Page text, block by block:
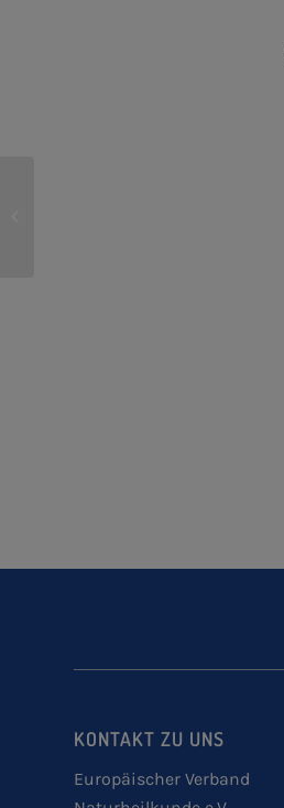
KONTAKT ZU UNS
Europäischer Verband